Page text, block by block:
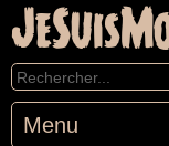
Menu